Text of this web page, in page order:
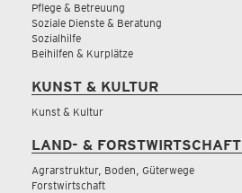
Pflege & Betreuung
Soziale Dienste & Beratung
Sozialhilfe
Beihilfen & Kurplätze
KUNST & KULTUR
Kunst & Kultur
LAND- & FORSTWIRTSCHAFT
Agrarstruktur, Boden, Güterwege
Forstwirtschaft